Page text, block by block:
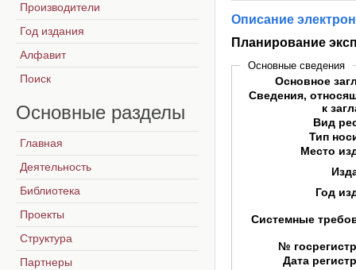
Описание
Планирование
Основные сведения
Основное
Сведения,
к
Вид
Тип
Место
Год
Системные
№
Дата
Производители
Год издания
Алфавит
Поиск
Основные разделы
Главная
Деятельность
Библиотека
Проекты
Структура
Партнеры